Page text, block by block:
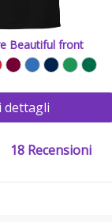
Beautiful front
dettagli
18 Recensioni